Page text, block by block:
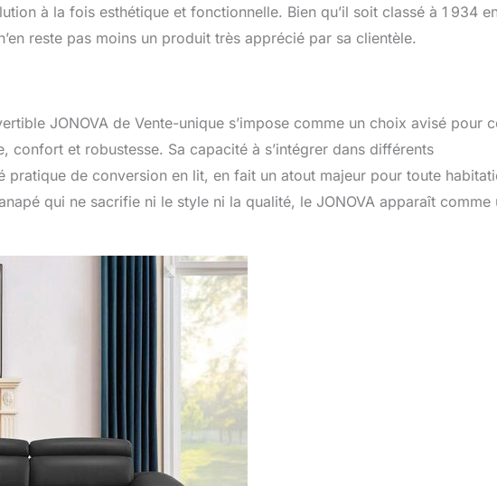
à la fois esthétique et fonctionnelle. Bien qu’il soit classé à 1 934
reste pas moins un produit très apprécié par sa clientèle.
JONOVA de Vente-unique s’impose comme un choix avisé pour
confort et robustesse. Sa capacité à s’intégrer dans différents
pratique de conversion en lit, en fait un atout majeur pour toute
qui ne sacrifie ni le style ni la qualité, le JONOVA apparaît comme